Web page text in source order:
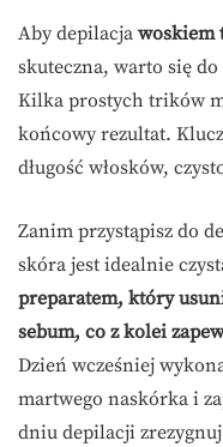
Aby depilacja woskiem
skuteczna, warto się
Kilka prostych trików
końcowy rezultat.
długość włosków,
Zanim przystąpisz do
skóra jest idealnie
preparatem, który
sebum, co z kolei
Dzień wcześniej
martwego naskórka i
dniu depilacji